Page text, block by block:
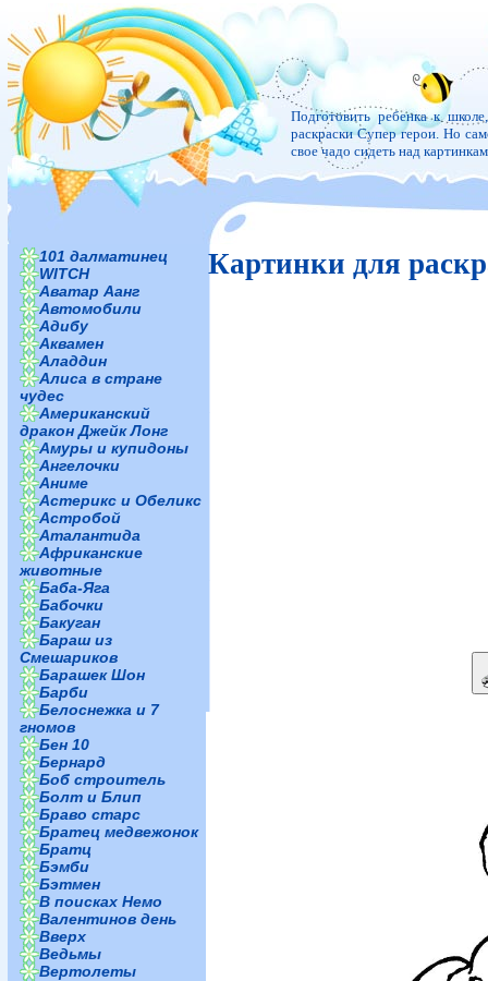
Подготовить ребенка к
раскраски Супер герои. Но
свое чадо сидеть над
101 далматинец
WITCH
Аватар Аанг
Автомобили
Адибу
Аквамен
Аладдин
Алиса в стране
чудес
Американский
дракон Джейк Лонг
Амуры и купидоны
Ангелочки
Аниме
Астерикс и Обеликс
Астробой
Аталантида
Африканские
животные
Баба-Яга
Бабочки
Бакуган
Бараш из
Смешариков
Барашек Шон
Барби
Белоснежка и 7
гномов
Бен 10
Бернард
Боб строитель
Болт и Блип
Браво старс
Братец медвежонок
Братц
Бэмби
Бэтмен
В поисках Немо
Валентинов день
Вверх
Ведьмы
Вертолеты
Картинки для